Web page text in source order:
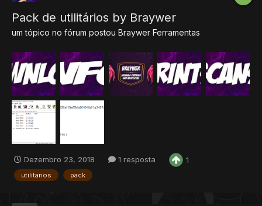
Pack de utilitários by Braywer
um tópico no fórum postou Braywer Ferramentas
Dezembro 23, 2018 1 resposta 1
utilitarios pack